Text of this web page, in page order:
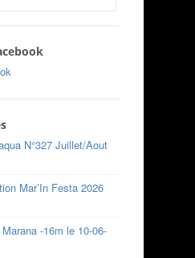
N°327 Juillet/Aout
Mar’In Festa 2026
-16m le 10-06-